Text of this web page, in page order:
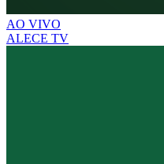
AO VIVO
ALECE TV